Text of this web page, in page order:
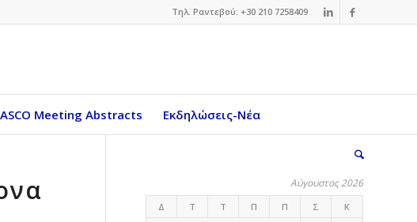
Τηλ. Ραντεβού: +30 210 7258409
ASCO Meeting Abstracts Εκδηλώσεις-Νέα
Αύγουστος 2026
Δ Τ Τ Π Π Σ
Κ